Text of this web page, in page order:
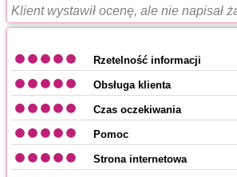
Klient wystawił ocenę, ale nie napisał
Rzetelność informacji
Obsługa klienta
Czas oczekiwania
Pomoc
Strona internetowa